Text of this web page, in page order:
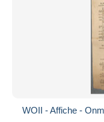
WOII - Affiche -